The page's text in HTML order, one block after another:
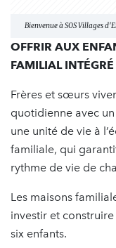
Bienvenue à SOS Villages
OFFRIR AUX
FAMILIAL
Frères et sœurs
quotidienne avec
une unité de vie à
familiale, qui
rythme de vie de
Les maisons
investir et
six enfants.